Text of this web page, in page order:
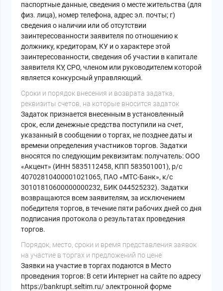
паспортные данные, сведения о месте жительства (для
физ. лица), номер телефона, адрес эл. почты; г)
сведения о наличии или об отсутствии
заинтересованности заявителя по отношению к
должнику, кредиторам, КУ и о характере этой
заинтересованности, сведения об участии в капитале
заявителя КУ, СРО, членом или руководителем которой
является конкурсный управляющий.
Cроки и порядок внесения и возврата задатка,
реквизиты счетов, на которые вносится задаток
Задаток признается внесенным в установленный
срок, если денежные средства поступили на счет,
указанный в сообщении о торгах, не позднее даты и
времени определения участников торгов. Задатки
вносятся по следующим реквизитам: получатель: ООО
«Акцент» (ИНН 5835112458, КПП 583501001), р/с
40702810400001021065, ПАО «МТС-Банк», к/с
30101810600000000232, БИК 044525232). Задатки
возвращаются всем заявителям, за исключением
победителя торгов, в течение пяти рабочих дней со дня
подписания протокола о результатах проведения
торгов.
Порядок, место, сроки и время представления заявок
на участие в торгах и предложений по цене
Заявки на участие в торгах подаются в Место
проведения торгов: В сети Интернет на сайте по адресу
https://bankrupt.seltim.ru/ электронной форме